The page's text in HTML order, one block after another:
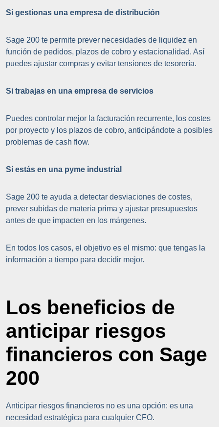
Si gestionas una empresa de distribución
Sage 200 te permite prever necesidades de liquidez en
función de pedidos, plazos de cobro y estacionalidad. Así
puedes ajustar compras y evitar tensiones de tesorería.
Si trabajas en una empresa de servicios
Puedes controlar mejor la facturación recurrente, los costes
por proyecto y los plazos de cobro, anticipándote a posibles
problemas de cash flow.
Si estás en una pyme industrial
Sage 200 te ayuda a detectar desviaciones de costes,
prever subidas de materia prima y ajustar presupuestos
antes de que impacten en los márgenes.
En todos los casos, el objetivo es el mismo: que tengas la
información a tiempo para decidir mejor.
Los beneficios de
anticipar riesgos
financieros con Sage
200
Anticipar riesgos financieros no es una opción: es una
necesidad estratégica para cualquier CFO.